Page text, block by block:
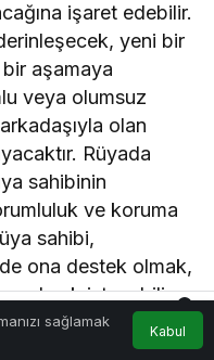
işaret edebilir.
yeni bir
aşamaya
veya olumsuz
olan
Rüyada
sahibinin
ve koruma
sahibi,
ona destek olmak,
olmak isteyebilir.
olan sevgisini
arkadaşının
sağlamak
Kabul
Bildirimler